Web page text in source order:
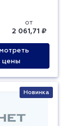
от
2 061,71 ₽
цены
Новинка